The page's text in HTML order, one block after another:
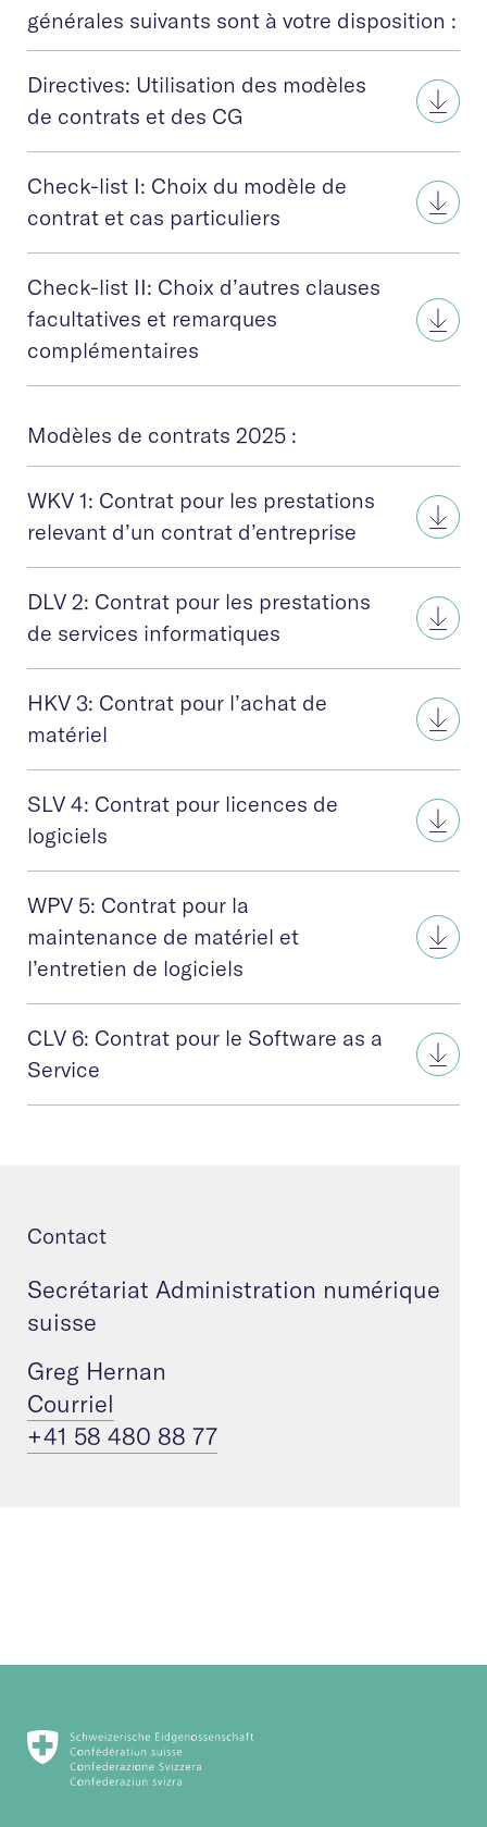
générales suivants sont à votre disposition :
Directives: Utilisation des modèles
de contrats et des CG
Check-list I: Choix du modèle de
contrat et cas particuliers
Check-list II: Choix d’autres clauses
facultatives et remarques
complémentaires
Modèles de contrats 2025 :
WKV 1: Contrat pour les prestations
relevant d’un contrat d’entreprise
DLV 2: Contrat pour les prestations
de services informatiques
HKV 3: Contrat pour l’achat de
matériel
SLV 4: Contrat pour licences de
logiciels
WPV 5: Contrat pour la
maintenance de matériel et
l’entretien de logiciels
CLV 6: Contrat pour le Software as a
Service
Contact
Secrétariat Administration numérique
suisse
Greg Hernan
Courriel
+41 58 480 88 77